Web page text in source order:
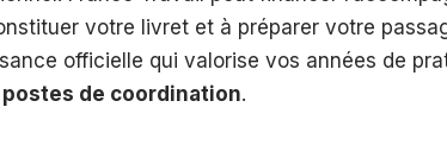
votre livret et à préparer votre
officielle qui valorise vos années de
postes de coordination.